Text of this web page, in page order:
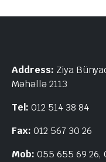
Address: Ziya
Məhəllə 2113
Tel: 012 514 38 84
Fax: 012 567 30 26
Mob: 055 655 69 26,